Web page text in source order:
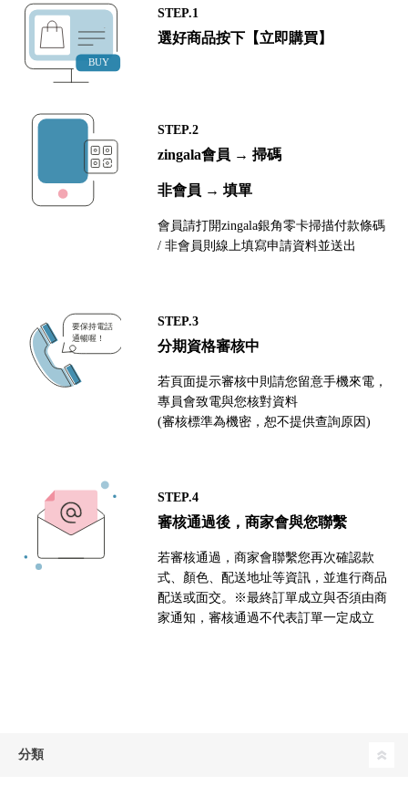
STEP.1
選好商品按下【立即購買】
STEP.2
zingala會員 → 掃碼
非會員 → 填單
會員請打開zingala銀角零卡掃描付款條碼
/ 非會員則線上填寫申請資料並送出
STEP.3
分期資格審核中
若頁面提示審核中則請您留意手機來電，
專員會致電與您核對資料
(審核標準為機密，恕不提供查詢原因)
STEP.4
審核通過後，商家會與您聯繫
若審核通過，商家會聯繫您再次確認款
式、顏色、配送地址等資訊，並進行商品
配送或面交。※最終訂單成立與否須由商
家通知，審核通過不代表訂單一定成立
分類